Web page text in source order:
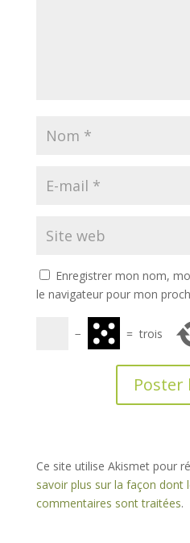
Enregistrer mon nom,
le navigateur pour mon
− = trois
Ce site utilise Akismet pour
savoir plus sur la façon dont
commentaires sont traitées.